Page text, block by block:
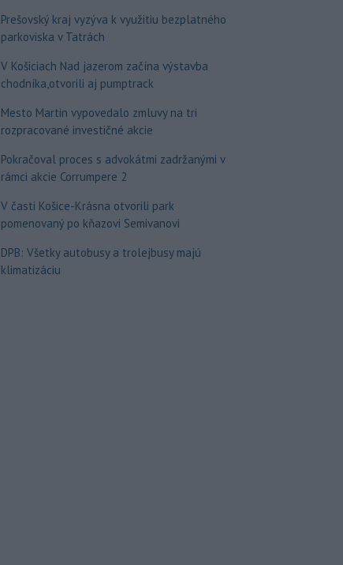
Prešovský kraj vyzýva k využitiu bezplatného
parkoviska v Tatrách
V Košiciach Nad jazerom začína výstavba
chodníka,otvorili aj pumptrack
Mesto Martin vypovedalo zmluvy na tri
rozpracované investičné akcie
Pokračoval proces s advokátmi zadržanými v
rámci akcie Corrumpere 2
V časti Košice-Krásna otvorili park
pomenovaný po kňazovi Semivanovi
DPB: Všetky autobusy a trolejbusy majú
klimatizáciu